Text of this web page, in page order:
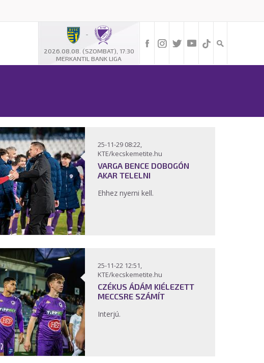
-
2026.08.08. (SZOMBAT), 17:30
MERKANTIL BANK LIGA
25-11-29 08:22,
KTE/kecskemetite.hu
VARGA BENCE DOBOGÓN
AKAR TELELNI
Ehhez nyerni kell.
25-11-22 12:51,
KTE/kecskemetite.hu
CZÉKUS ÁDÁM KIÉLEZETT
MECCSRE SZÁMÍT
Interjú.